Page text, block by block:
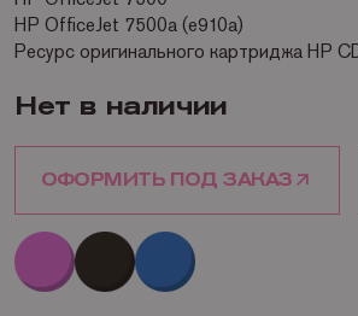
HP OfficeJet 7500a (e910a)
Ресурс оригинального картриджа HP
Нет в наличии
ОФОРМИТЬ ПОД ЗАКАЗ